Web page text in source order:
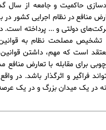
حاکمیت و جامعه از سال
منافع در نظام اجرایی کشور در
دولتی و ... پرداخته است.
مصلحت نظام به قوانین
است که مهم، داشتن
برای مقابله با تعارض
فراگیر و اثرگذار باشد. در
در یک میدان بزرگ و در یک